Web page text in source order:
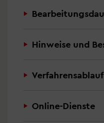
Hinweise und
Verfahrensablauf
Online-Dienste